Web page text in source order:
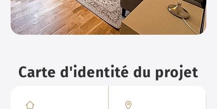
Carte d'identité du projet